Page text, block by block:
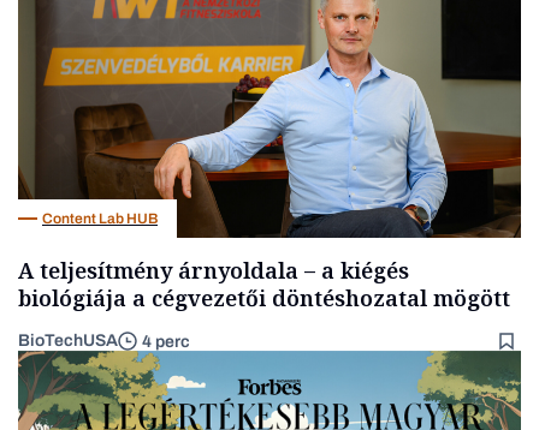
Content Lab HUB
A teljesítmény árnyoldala – a kiégés
biológiája a cégvezetői döntéshozatal mögött
BioTechUSA 4 perc